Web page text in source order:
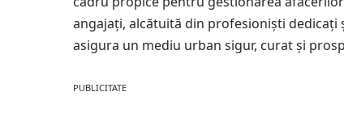
angajați, alcătuită din profesioniști
asigura un mediu urban sigur, curat și
PUBLICITATE